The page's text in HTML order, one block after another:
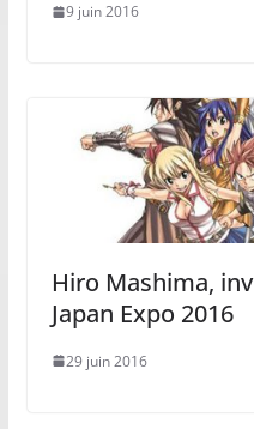
9 juin 2016
Hiro Mashima,
Japan Expo 2016
29 juin 2016